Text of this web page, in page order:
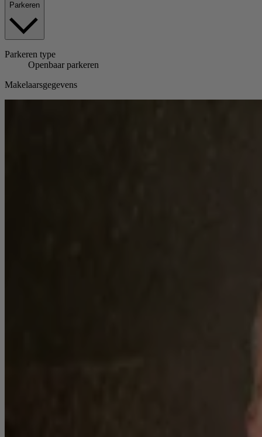
Parkeren
Parkeren type
Openbaar parkeren
Makelaarsgegevens